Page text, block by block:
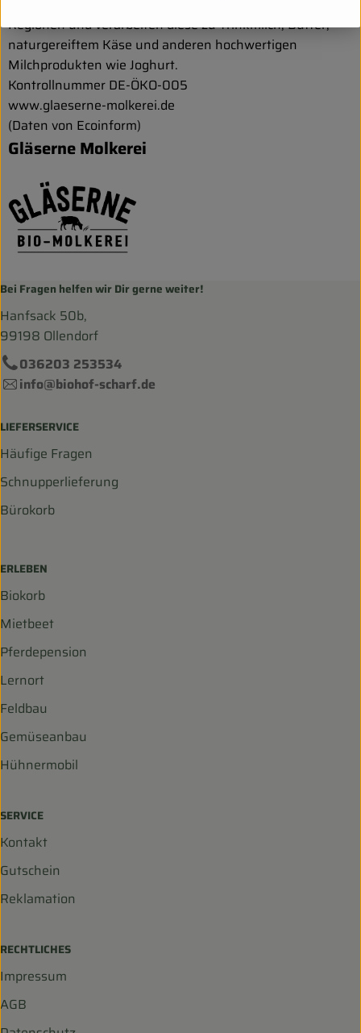
Regionen und verarbeiten diese zu Trinkmilch, Butter,
naturgereiftem Käse und anderen hochwertigen
Milchprodukten wie Joghurt.
Kontrollnummer DE-ÖKO-005
www.glaeserne-molkerei.de
(Daten von Ecoinform)
Gläserne Molkerei
Bei Fragen helfen wir Dir gerne weiter!
Hanfsack 50b,
99198 Ollendorf
036203 253534
info@biohof-scharf.de
LIEFERSERVICE
Häufige Fragen
Schnupperlieferung
Bürokorb
ERLEBEN
Biokorb
Mietbeet
Pferdepension
Lernort
Feldbau
Gemüseanbau
Hühnermobil
SERVICE
Kontakt
Gutschein
Reklamation
RECHTLICHES
Impressum
AGB